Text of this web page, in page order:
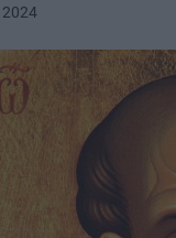
2024